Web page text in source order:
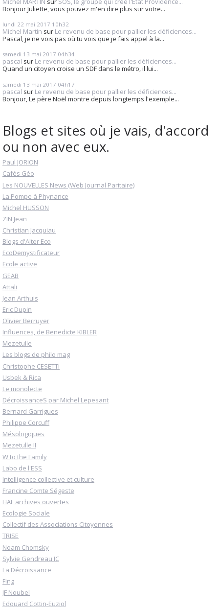
Bonjour Juliette, vous pouvez m'en dire plus sur votre...
lundi 22 mai 2017 10h32
Michel Martin sur Le revenu de base pour pallier les déficiences...
Pascal, je ne vois pas où tu vois que je fais appel à la...
samedi 13 mai 2017 04h34
pascal sur Le revenu de base pour pallier les déficiences...
Quand un citoyen croise un SDF dans le métro, il lui...
samedi 13 mai 2017 04h17
pascal sur Le revenu de base pour pallier les déficiences...
Bonjour, Le père Noël montre depuis longtemps l'exemple...
Blogs et sites où je vais, d'accord
ou non avec eux.
Paul JORION
Cafés Géo
Les NOUVELLES News (Web Journal Paritaire)
La Pompe à Phynance
Michel HUSSON
ZIN Jean
Christian Jacquiau
Blogs d'Alter Eco
EcoDemystificateur
Ecole active
GEAB
Attali
Jean Arthuis
Eric Dupin
Olivier Berruyer
Influences, de Benedicte KIBLER
Mezetulle
Les blogs de philo mag
Christophe CESETTI
Usbek & Rica
Le monolecte
DécroissanceS par Michel Lepesant
Bernard Garrigues
Philippe Corcuff
Mésologiques
Mezetulle II
W to the Family
Labo de l'ESS
Intelligence collective et culture
Francine Comte Ségeste
HAL archives ouvertes
Ecologie Sociale
Collectif des Associations Citoyennes
TRISE
Noam Chomsky
Sylvie Gendreau IC
La Décroissance
Fing
JF Noubel
Edouard Cottin-Euziol